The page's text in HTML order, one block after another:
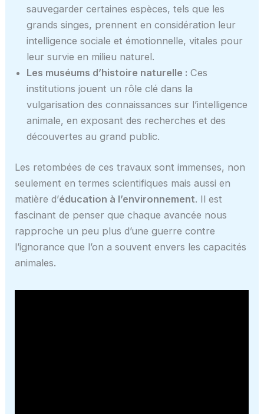
sauvegarder certaines espèces, tels que les
grands singes, prennent en considération leur
intelligence sociale et émotionnelle, vitales pour
leur survie en milieu naturel.
Les muséums d’histoire naturelle : Ces
institutions jouent un rôle clé dans la
vulgarisation des connaissances sur l’intelligence
animale, en exposant des recherches et des
découvertes au grand public.
Les retombées de ces travaux sont immenses, non
seulement en termes scientifiques mais aussi en
matière d’éducation à l’environnement. Il est
fascinant de penser que chaque avancée nous
rapproche un peu plus d’une guerre contre
l’ignorance que l’on a souvent envers les capacités
animales.